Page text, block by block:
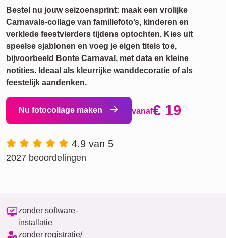
Bestel nu jouw seizoensprint: maak een vrolijke
Carnavals-collage van familiefoto’s, kinderen en
verklede feestvierders tijdens optochten. Kies uit
speelse sjablonen en voeg je eigen titels toe,
bijvoorbeeld Bonte Carnaval, met data en kleine
notities. Ideaal als kleurrijke wanddecoratie of als
feestelijk aandenken.
Nu fotocollage maken vanaf€ 19
4.9 van 5
2027 beoordelingen
zonder software-
installatie
zonder registratie/